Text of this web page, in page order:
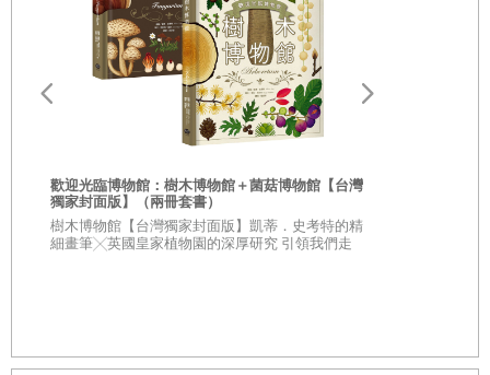
及口傳的家族故事。這似乎驗證了榮格分析學派的理論，這
些仍圍繞在我們身邊的古老神話、傳說與童話，必然存在著
與當代人心靈仍能相應的精神內涵，呼應著述說者各自的內
在狀態。當我們對某些故事特別有所感時，或許它正與我們
故事出現在我們眼前，講述者與聆聽者也將投射自己的經
驗、想像與理解在其中，進而看見故事中的智慧與體悟如何
回應著我們當下的生命處境。如此，故事往往會從一個古老
所以，當我們閱讀這些被不同世代作家所採集或重寫的童年
歡迎光臨博物館：樹木博物館＋菌菇博物館【台灣
獨家封面版】（兩冊套書）
樹木博物館【台灣獨家封面版】凱蒂．史考特的精
細畫筆╳英國皇家植物園的深厚研究 引領我們走